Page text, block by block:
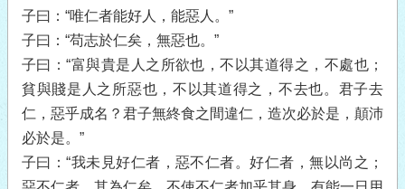
子曰：“唯仁者能好人，能惡人。”
子曰：“苟志於仁矣，無惡也。”
子曰：“富與貴是人之所欲也，不以其道得之，不處也；
貧與賤是人之所惡也，不以其道得之，不去也。君子去
仁，惡乎成名？君子無終食之間違仁，造次必於是，顛沛
必於是。”
子曰：“我未見好仁者，惡不仁者。好仁者，無以尚之；